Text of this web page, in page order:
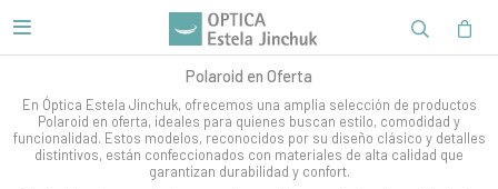

Polaroid en Oferta
En Óptica Estela Jinchuk, ofrecemos una amplia selección de productos
Polaroid en oferta, ideales para quienes buscan estilo, comodidad y
funcionalidad. Estos modelos, reconocidos por su diseño clásico y detalles
distintivos, están confeccionados con materiales de alta calidad que
garantizan durabilidad y confort.